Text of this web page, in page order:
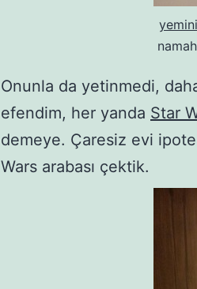
Onunla da yetinmedi,
efendim, her yanda Star
demeye. Çaresiz evi
Wars arabası çektik.